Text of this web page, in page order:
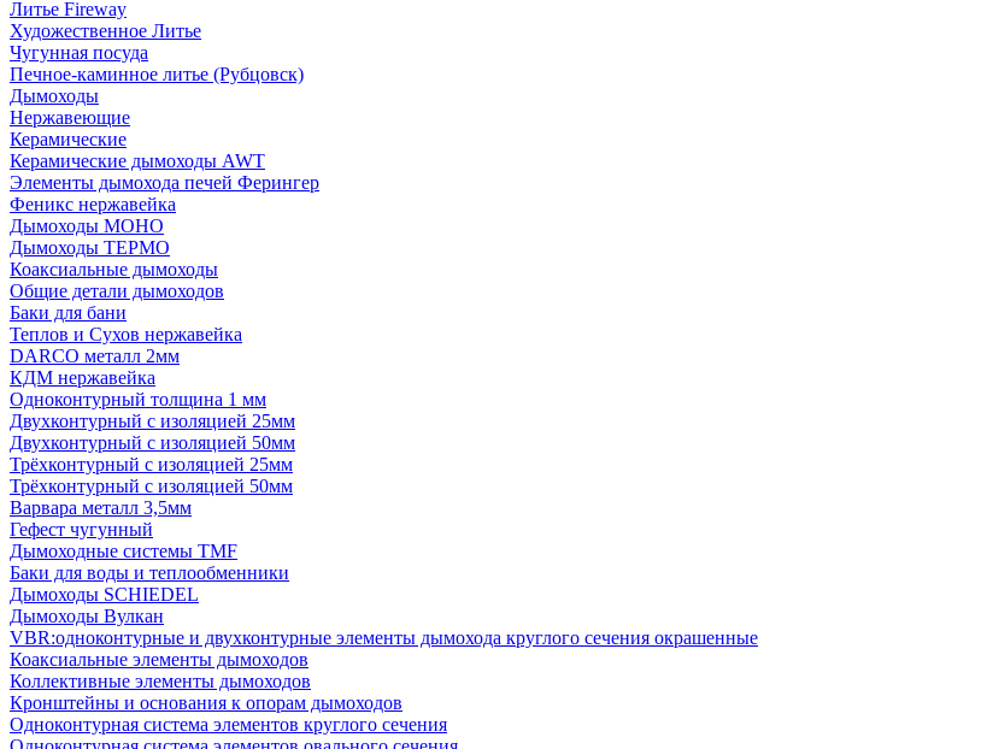
Литье Fireway
Художественное Литье
Чугунная посуда
Печное-каминное литье (Рубцовск)
Дымоходы
Нержавеющие
Керамические
Керамические дымоходы AWT
Элементы дымохода печей Ферингер
Феникс нержавейка
Дымоходы МОНО
Дымоходы ТЕРМО
Коаксиальные дымоходы
Общие детали дымоходов
Баки для бани
Теплов и Сухов нержавейка
DARCO металл 2мм
КДМ нержавейка
Одноконтурный толщина 1 мм
Двухконтурный с изоляцией 25мм
Двухконтурный с изоляцией 50мм
Трёхконтурный с изоляцией 25мм
Трёхконтурный с изоляцией 50мм
Варвара металл 3,5мм
Гефест чугунный
Дымоходные системы TMF
Баки для воды и теплообменники
Дымоходы SCHIEDEL
Дымоходы Вулкан
VBR:одноконтурные и двухконтурные элементы дымохода круглого сечения окрашенные
Коаксиальные элементы дымоходов
Коллективные элементы дымоходов
Кронштейны и основания к опорам дымоходов
Одноконтурная система элементов круглого сечения